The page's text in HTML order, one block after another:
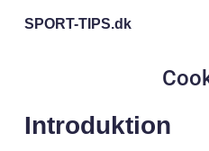
SPORT-TIPS.dk
Introduktion